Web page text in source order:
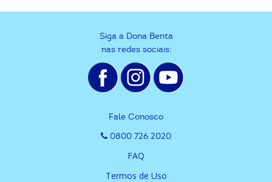
Siga a Dona Benta
nas redes sociais:
Fale Conosco
0800 726 2020
FAQ
Termos de Uso